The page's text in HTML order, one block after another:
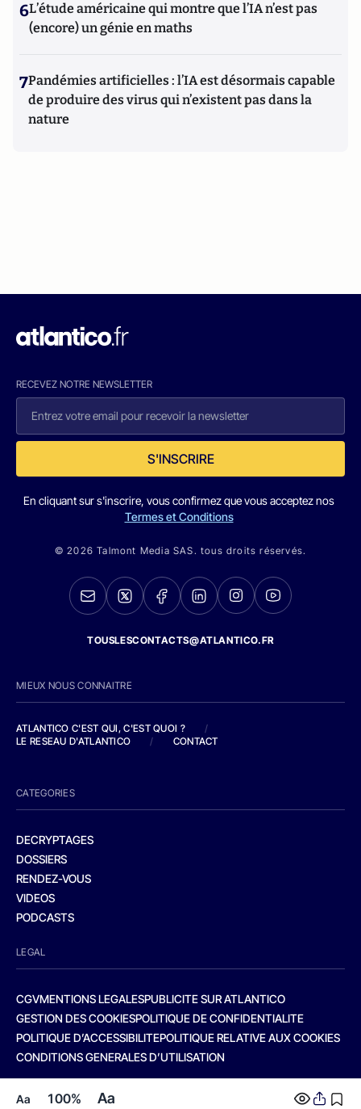
Aa 100% Aa
6L’étude américaine qui montre que l’IA n’est pas
(encore) un génie en maths
7Pandémies artificielles : l’IA est désormais capable
de produire des virus qui n’existent pas dans la
nature
RECEVEZ NOTRE NEWSLETTER
S'INSCRIRE
En cliquant sur s'inscrire, vous confirmez que vous acceptez nos
Termes et Conditions
© 2026 Talmont Media SAS. tous droits réservés.
TOUSLESCONTACTS@ATLANTICO.FR
MIEUX NOUS CONNAITRE
ATLANTICO C'EST QUI, C'EST QUOI ?
/
LE RESEAU D'ATLANTICO
/ CONTACT
CATEGORIES
DECRYPTAGES
DOSSIERS
RENDEZ-VOUS
VIDEOS
PODCASTS
LEGAL
CGVMENTIONS LEGALESPUBLICITE SUR ATLANTICO
GESTION DES COOKIESPOLITIQUE DE CONFIDENTIALITE
POLITIQUE D’ACCESSIBILITEPOLITIQUE RELATIVE AUX COOKIES
CONDITIONS GENERALES D’UTILISATION